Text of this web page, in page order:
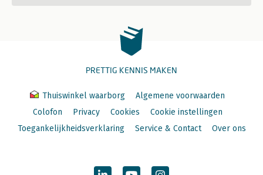
PRETTIG KENNIS MAKEN
Thuiswinkel waarborg
Algemene voorwaarden
Colofon
Privacy Cookies
Cookie instellingen
Toegankelijkheidsverklaring
Service & Contact Over ons